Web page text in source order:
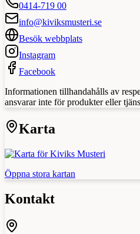
0414-719 00
info@kiviksmusteri.se
Besök webbplats
Instagram
Facebook
Informationen tillhandahålls av
ansvarar inte för produkter eller
Karta
Öppna stora kartan
Kontakt